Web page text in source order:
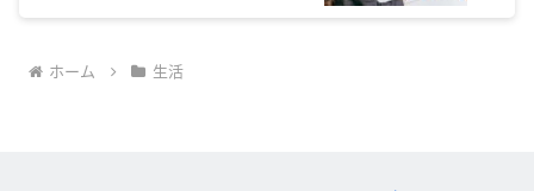
ホーム 生活